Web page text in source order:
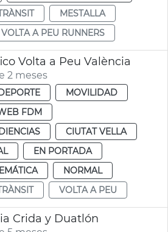
MESTALLA
VOLTA A PEU RUNNERS
Volta a Peu València
2 meses
MOVILIDAD
FDM
CIUTAT VELLA
EN PORTADA
NORMAL
VOLTA A PEU
Crida y Duatlón